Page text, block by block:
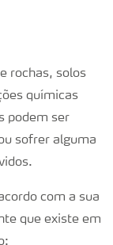
rochas, solos
químicas
podem ser
sofrer alguma
com a sua
que existe em